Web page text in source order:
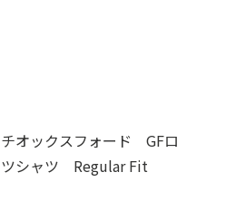
オックスフォード GFロ
シャツ Regular Fit